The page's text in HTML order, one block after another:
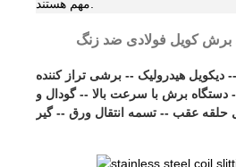
برش کویل فولادی ضد زنگ
دیکویل هیدرولیک -- برشی تراز کننده
دستگاه برش با سرعت بالا -- گودال و
حلقه عقب -- تسمه انتقال ورق -- گیر